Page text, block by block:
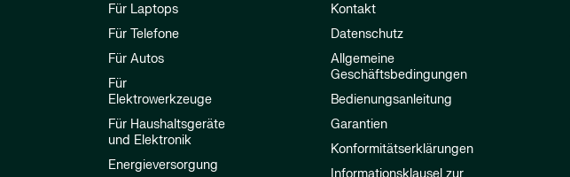
Für Laptops
Für Telefone
Für Autos
Für
Elektrowerkzeuge
Für Haushaltsgeräte
und Elektronik
Energieversorgung
Kontakt
Datenschutz
Allgemeine
Geschäftsbedingungen
Bedienungsanleitung
Garantien
Konformitätserklärungen